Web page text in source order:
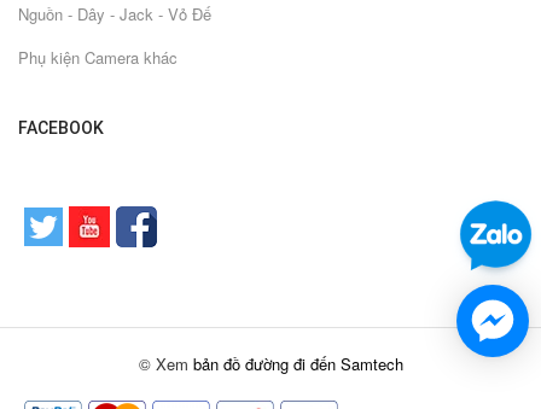
Nguồn - Dây - Jack - Vỏ Đế
Phụ kiện Camera khác
FACEBOOK
© Xem bản đồ đường đi đến Samtech